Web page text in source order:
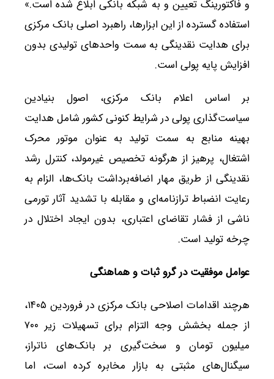
و فاکتورینگ تعیین و به شبکه بانکی ابلاغ شده است.»
استفاده گسترده از این ابزارها، راهبرد اصلی بانک مرکزی
برای هدایت نقدینگی به سمت واحدهای تولیدی بدون
افزایش پایه پولی است.
بر اساس اعلام بانک مرکزی، اصول بنیادین
سیاست‌گذاری پولی در شرایط کنونی کشور شامل هدایت
بهینه منابع به سمت تولید به عنوان موتور محرک
اشتغال، پرهیز از هرگونه تخصیص غیرمولد، کنترل رشد
نقدینگی از طریق مهار اضافه‌برداشت بانک‌ها، الزام به
رعایت انضباط ترازنامه‌ای و مقابله با تشدید آثار تورمی
ناشی از فشار تقاضای اعتباری، بدون ایجاد اختلال در
چرخه تولید است.
عوامل موفقیت در گرو ثبات و هماهنگی
هرچند اقدامات اصلاحی بانک مرکزی در فروردین ۱۴۰۵،
از جمله بخشش وجه التزام برای تسهیلات زیر ۷۰۰
میلیون تومان و سخت‌گیری بر بانک‌های ناتراز،
سیگنال‌های مثبتی به بازار مخابره کرده است، اما